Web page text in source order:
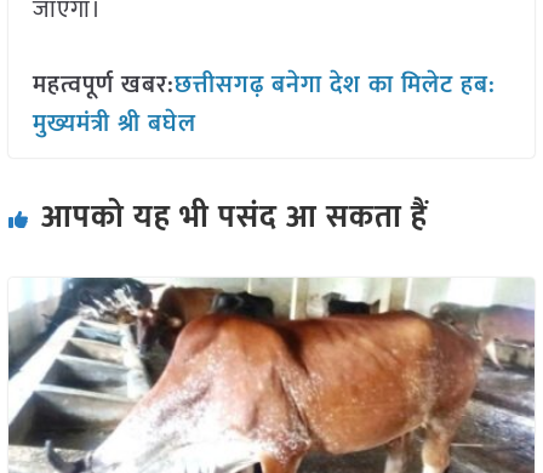
जाएगा।
महत्वपूर्ण खबर:छत्तीसगढ़ बनेगा देश का मिलेट हब:
मुख्यमंत्री श्री बघेल
आपको यह भी पसंद आ सकता हैं